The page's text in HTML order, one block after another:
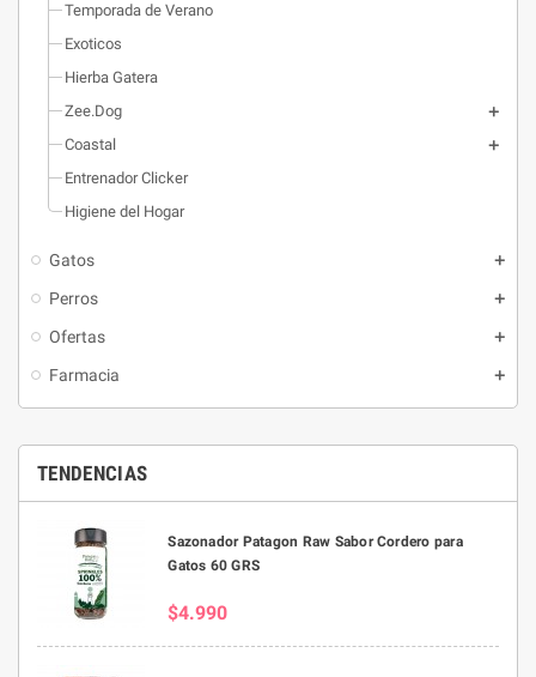
Temporada de Verano
Exoticos
Hierba Gatera
Zee.Dog
Coastal
Entrenador Clicker
Higiene del Hogar
Gatos
Perros
Ofertas
Farmacia
TENDENCIAS
Sazonador Patagon Raw Sabor Cordero para
Gatos 60 GRS
$4.990